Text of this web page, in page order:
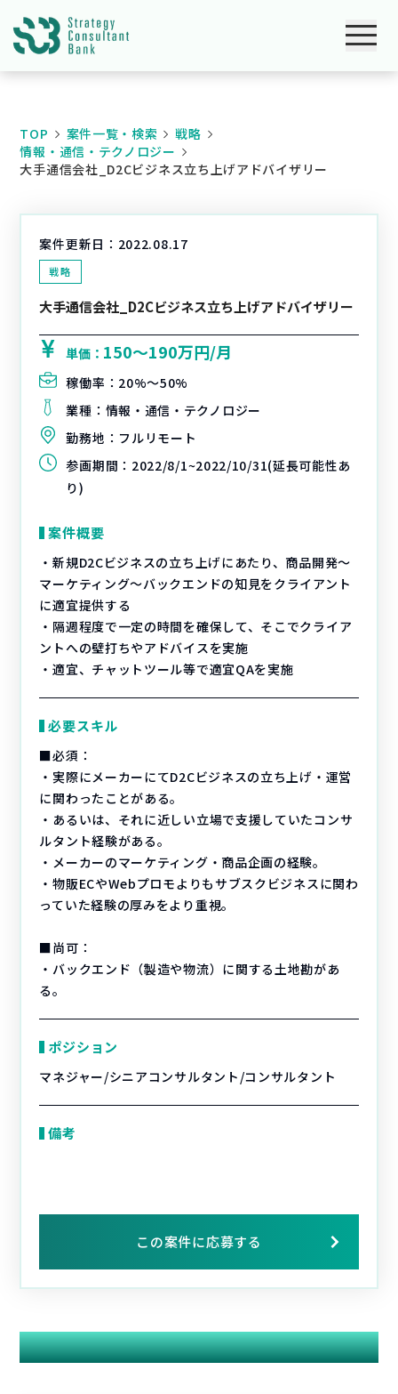
TOP 案件一覧・検索
戦略
情報・通信・テクノロジー
大手通信会社_D2Cビジネス立ち上げアドバイザリー
案件更新日： 2022.08.17
戦略
大手通信会社_D2Cビジネス立ち上げアドバイザリー
単価： 150〜190万円/月
稼働率： 20%〜50%
業種： 情報・通信・テクノロジー
勤務地： フルリモート
参画期間： 2022/8/1~2022/10/31(延長可能性あ
り)
案件概要
・新規D2Cビジネスの立ち上げにあたり、商品開発～
マーケティング～バックエンドの知見をクライアント
に適宜提供する
・隔週程度で一定の時間を確保して、そこでクライア
ントへの壁打ちやアドバイスを実施
・適宜、チャットツール等で適宜QAを実施
必要スキル
■必須：
・実際にメーカーにてD2Cビジネスの立ち上げ・運営
に関わったことがある。
・あるいは、それに近しい立場で支援していたコンサ
ルタント経験がある。
・メーカーのマーケティング・商品企画の経験。
・物販ECやWebプロモよりもサブスクビジネスに関わ
っていた経験の厚みをより重視。
■尚可：
・バックエンド（製造や物流）に関する土地勘があ
る。
ポジション
マネジャー/シニアコンサルタント/コンサルタント
備考
この案件に応募する
関連する案件